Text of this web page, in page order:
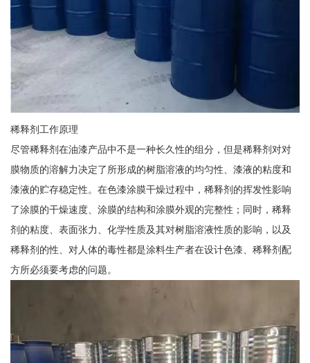
稀释剂工作原理
尽管稀释剂在油漆产品中不是一种长久性的组分，但是稀释剂对对
膜物质的溶解力决定了所形成的树脂溶液的均匀性、漆液的粘度和
漆液的贮存稳定性。在色漆涂膜干燥过程中，稀释剂的挥发性影响
了涂膜的干燥速度、涂膜的结构和涂膜外观的完整性；同时，稀释
剂的粘度、表面张力、化学性质及其对树脂溶液性质的影响，以及
稀释剂的性、对人体的毒性都是涂料生产者在设计色漆、稀释剂配
方所必须要考虑的问题。